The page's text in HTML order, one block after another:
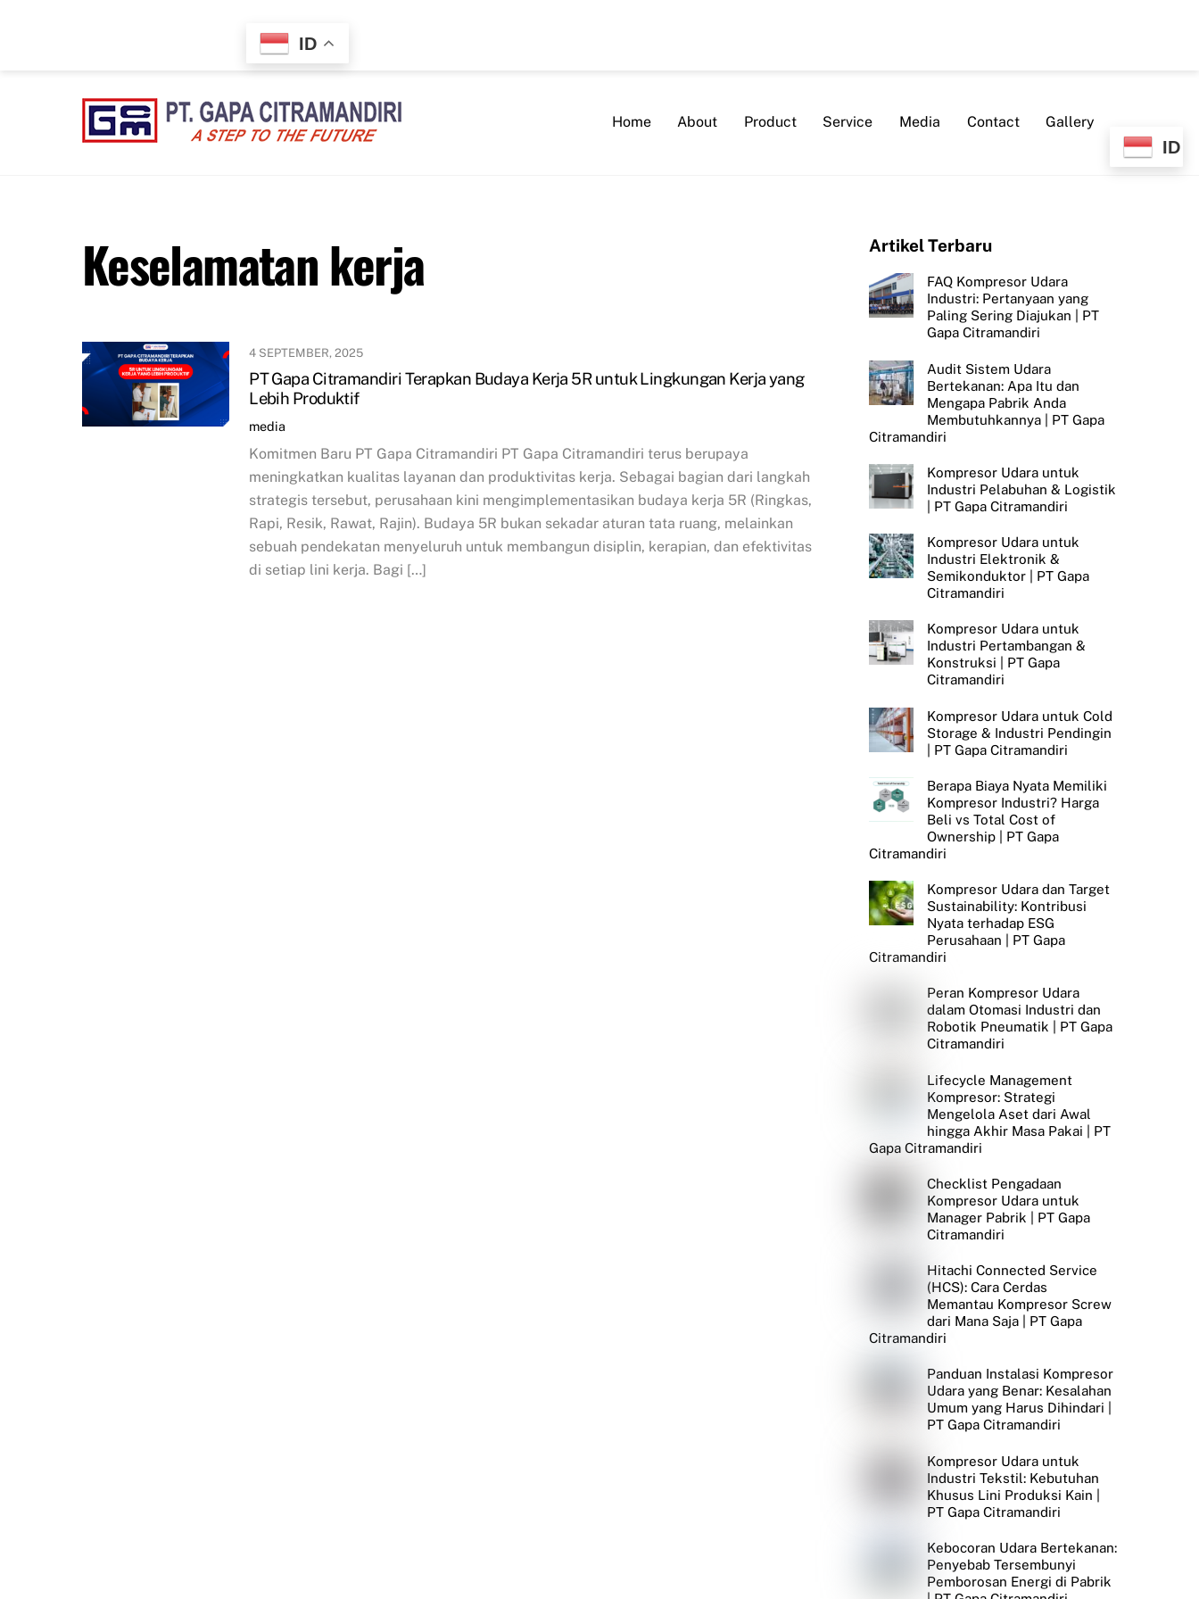
ID
Home About Product Service Media Contact Gallery
ID
Keselamatan kerja
4 SEPTEMBER, 2025
PT Gapa Citramandiri Terapkan Budaya Kerja 5R untuk Lingkungan Kerja yang
Lebih Produktif
media
Komitmen Baru PT Gapa Citramandiri PT Gapa Citramandiri terus berupaya
meningkatkan kualitas layanan dan produktivitas kerja. Sebagai bagian dari langkah
strategis tersebut, perusahaan kini mengimplementasikan budaya kerja 5R (Ringkas,
Rapi, Resik, Rawat, Rajin). Budaya 5R bukan sekadar aturan tata ruang, melainkan
sebuah pendekatan menyeluruh untuk membangun disiplin, kerapian, dan efektivitas
di setiap lini kerja. Bagi […]
Artikel Terbaru
FAQ Kompresor Udara
Industri: Pertanyaan yang
Paling Sering Diajukan | PT
Gapa Citramandiri
Audit Sistem Udara
Bertekanan: Apa Itu dan
Mengapa Pabrik Anda
Membutuhkannya | PT Gapa
Citramandiri
Kompresor Udara untuk
Industri Pelabuhan & Logistik
| PT Gapa Citramandiri
Kompresor Udara untuk
Industri Elektronik &
Semikonduktor | PT Gapa
Citramandiri
Kompresor Udara untuk
Industri Pertambangan &
Konstruksi | PT Gapa
Citramandiri
Kompresor Udara untuk Cold
Storage & Industri Pendingin
| PT Gapa Citramandiri
Berapa Biaya Nyata Memiliki
Kompresor Industri? Harga
Beli vs Total Cost of
Ownership | PT Gapa
Citramandiri
Kompresor Udara dan Target
Sustainability: Kontribusi
Nyata terhadap ESG
Perusahaan | PT Gapa
Citramandiri
Peran Kompresor Udara
dalam Otomasi Industri dan
Robotik Pneumatik | PT Gapa
Citramandiri
Lifecycle Management
Kompresor: Strategi
Mengelola Aset dari Awal
hingga Akhir Masa Pakai | PT
Gapa Citramandiri
Checklist Pengadaan
Kompresor Udara untuk
Manager Pabrik | PT Gapa
Citramandiri
Hitachi Connected Service
(HCS): Cara Cerdas
Memantau Kompresor Screw
dari Mana Saja | PT Gapa
Citramandiri
Panduan Instalasi Kompresor
Udara yang Benar: Kesalahan
Umum yang Harus Dihindari |
PT Gapa Citramandiri
Kompresor Udara untuk
Industri Tekstil: Kebutuhan
Khusus Lini Produksi Kain |
PT Gapa Citramandiri
Kebocoran Udara Bertekanan:
Penyebab Tersembunyi
Pemborosan Energi di Pabrik